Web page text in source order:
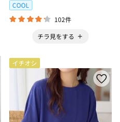
COOL
102件
チラ見をする
イチオシ